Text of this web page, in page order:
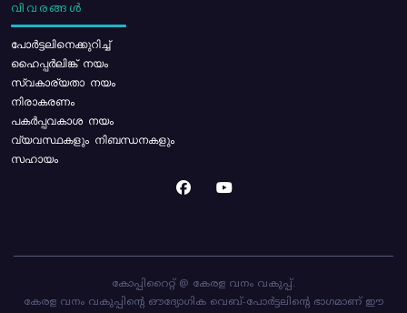
വിവരങ്ങൾ
പോര്‍ട്ടലിനെക്കുറിച്ച്
ഹൈപ്പർലിങ്ക് നയം
സ്വകാര്യതാ നയം
നിരാകരണം
പകർപ്പവകാശ നയം
വ്യവസ്ഥകളും നിബന്ധനകളും
സഹായം
കോപ്പിറൈറ്റ് @ കേരള വനം വകുപ്പ്.
കേരള വനം വകുപ്പിന്റെ ഔദ്യോഗിക വെബ്-പോർട്ടലിന്റെ ഭാഗമാണ് ഈ